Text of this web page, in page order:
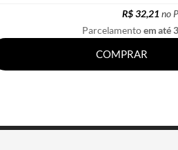
R$ 32,21 no
Parcelamentoem até
COMPRAR